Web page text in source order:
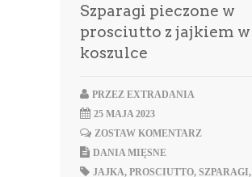
Szparagi pieczone w
prosciutto z jajkiem w
koszulce
PRZEZ EXTRADANIA
25 MAJA 2023
ZOSTAW KOMENTARZ
DANIA MIĘSNE
JAJKA, PROSCIUTTO, SZPARAGI,